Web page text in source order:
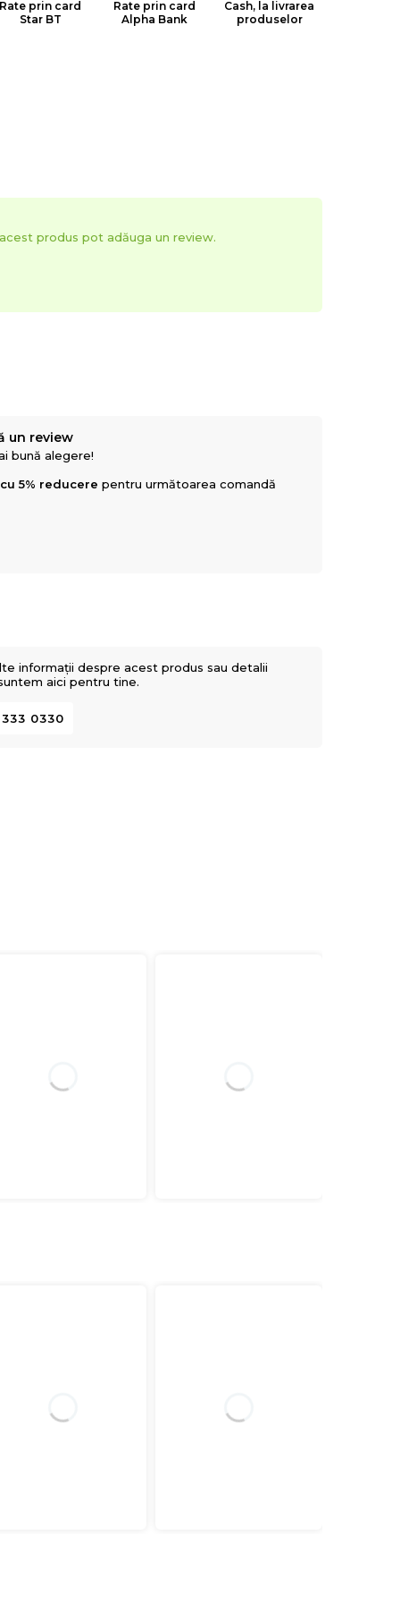
Rate prin card
Star BT
Rate prin card
Alpha Bank
Cash, la livrarea
produselor
produs pot adăuga un review.
un review
bună alegere!
5% reducere pentru următoarea comandă
informații despre acest produs sau detalii
aici pentru tine.
333 0330